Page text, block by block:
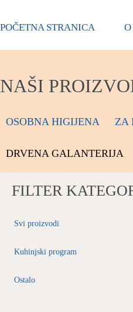
POČETNA STRANICA
NAŠI
OSOBNA HIGIJENA ZA
DRVENA GALANTERIJA
FILTER
Svi proizvodi
Kuhinjski program
Ostalo